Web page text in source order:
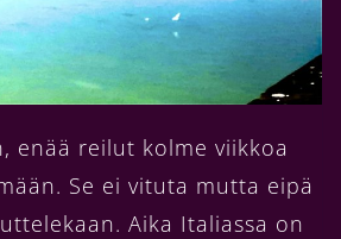
enää reilut kolme viikkoa
Se ei vituta mutta eipä
Aika Italiassa on